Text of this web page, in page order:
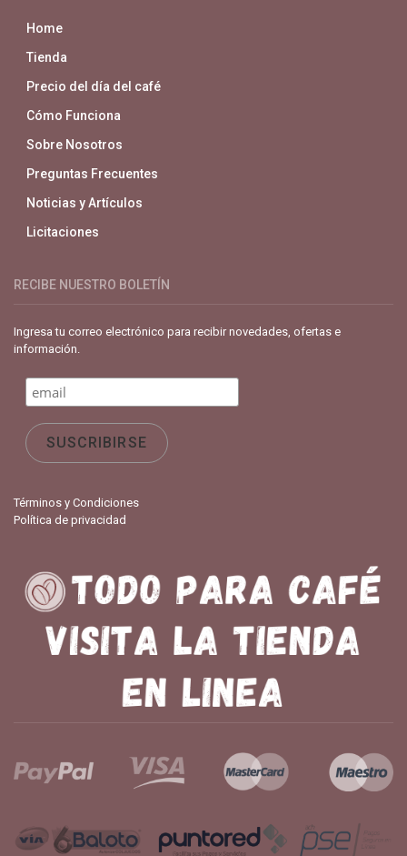
Home
Tienda
Precio del día del café
Cómo Funciona
Sobre Nosotros
Preguntas Frecuentes
Noticias y Artículos
Licitaciones
RECIBE NUESTRO BOLETÍN
Ingresa tu correo electrónico para recibir novedades, ofertas e
información.
Términos y Condiciones
Política de privacidad